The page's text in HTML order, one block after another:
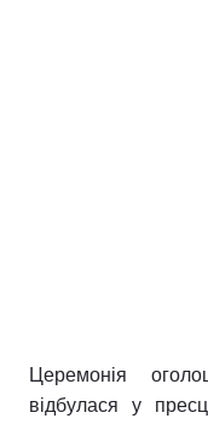
Головна
Церемонія
відбулася у